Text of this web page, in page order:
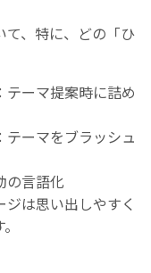
、特に、どの「ひ
テーマ提案時に詰め
テーマをブラッシュ
の言語化
は思い出しやすく